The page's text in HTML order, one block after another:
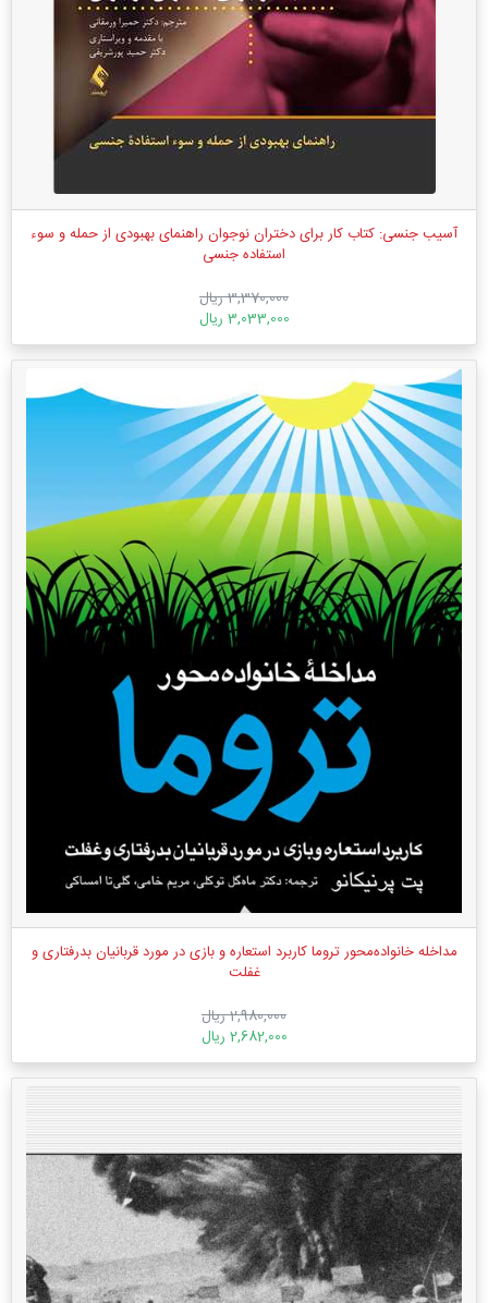
آسیب جنسی: کتاب کار برای دختران نوجوان راهنمای بهبودی از حمله و سوء
استفاده جنسی
3,370,000 ریال
3,033,000 ریال
مداخله خانواده‌محور تروما کاربرد استعاره و بازی در مورد قربانیان بدرفتاری و
غفلت
2,980,000 ریال
2,682,000 ریال